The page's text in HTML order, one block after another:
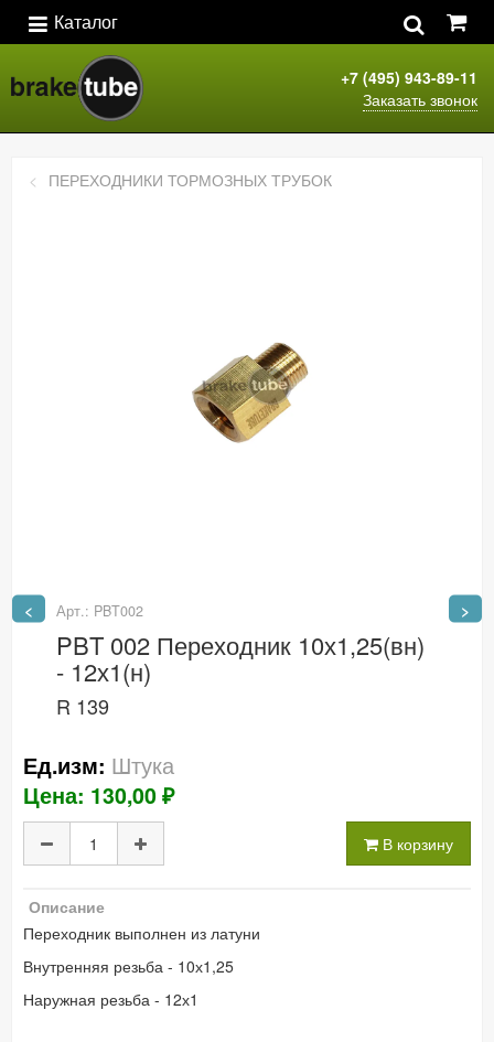
Каталог
+7 (495) 943-89-11
Заказать звонок
< >
ПЕРЕХОДНИКИ ТОРМОЗНЫХ ТРУБОК
Арт.: PBT002
PBT 002 Переходник 10х1,25(вн)
- 12х1(н)
R 139
Ед.изм: Штука
Цена: 130,00 ₽
В корзину
Описание
Переходник выполнен из латуни
Внутренняя резьба - 10х1,25
Наружная резьба - 12х1